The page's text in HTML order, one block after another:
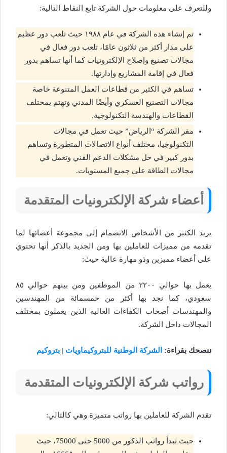
وللتعرف على معلومات حول الشركة تابع النقاط التالية:
تم إنشاء هذه الشركة في عام ١٩٨٨ حيث تلعب دور عظيم
على مدار أكثر من ثلاثون عامًا، تلعب دور فعال في
مجالات تصنيع وإصلاح الإلكترونيات كما أنها تساهم بدور
فعال في إقامة المشاريع وإدارتها.
تساهم في الكثير من قطاعات العمل المتنوعة خاصة
مجالات التصنيع العسكري وأيضًا المدني وتهتم بمختلف
القطاعات والهندسة التكنولوجية.
مقر الشركة “الرياض” حيث تعمل في مجالات
التكنولوجيا، مختلف أنواع الاتصالات المتطورة وتساهم
بدور كبير في حل مشكلات الدعم الفني وتعمل في
مجالات الطاقة على جميع المستويات.
أعضاء شركة الإلكترونيات المتقدمة
يريد الكثير من الأشخاص الانضمام إلى مجموعة أعضائها لما
تقدمه من مميزات للعاملين بها ومن الجديد بالذكر أنها تحتوي
على أعضاء مميزين وذو مهارة عالية حيث:
يعمل بها حوالي ٢٢٠٠ من الموظفين ومن بينهم حوالي ٨٥
سعودي، كما نجد بها أكثر من خمسمائة من المهندسين
والمهندسات أصحاب الكفاءات العالية الذين يعملون بمختلف
المجالات داخل الشركة.
ننصحك بقراءة: الشركة الوطنية للبتروكيماويات | بتروكيم
رواتب شركة الإلكترونيات المتقدمة
تقدم الشركة للعاملين بها رواتب متميزة وهي كالتالي:
حيث تبدأ رواتب الذكور من 5000 حتى 75000، حيث